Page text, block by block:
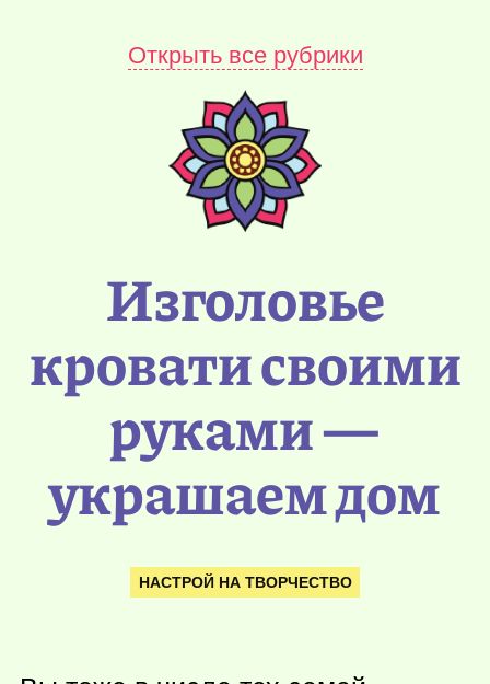
Открыть все рубрики
Изголовье
кровати своими
руками —
украшаем дом
НАСТРОЙ НА ТВОРЧЕСТВО